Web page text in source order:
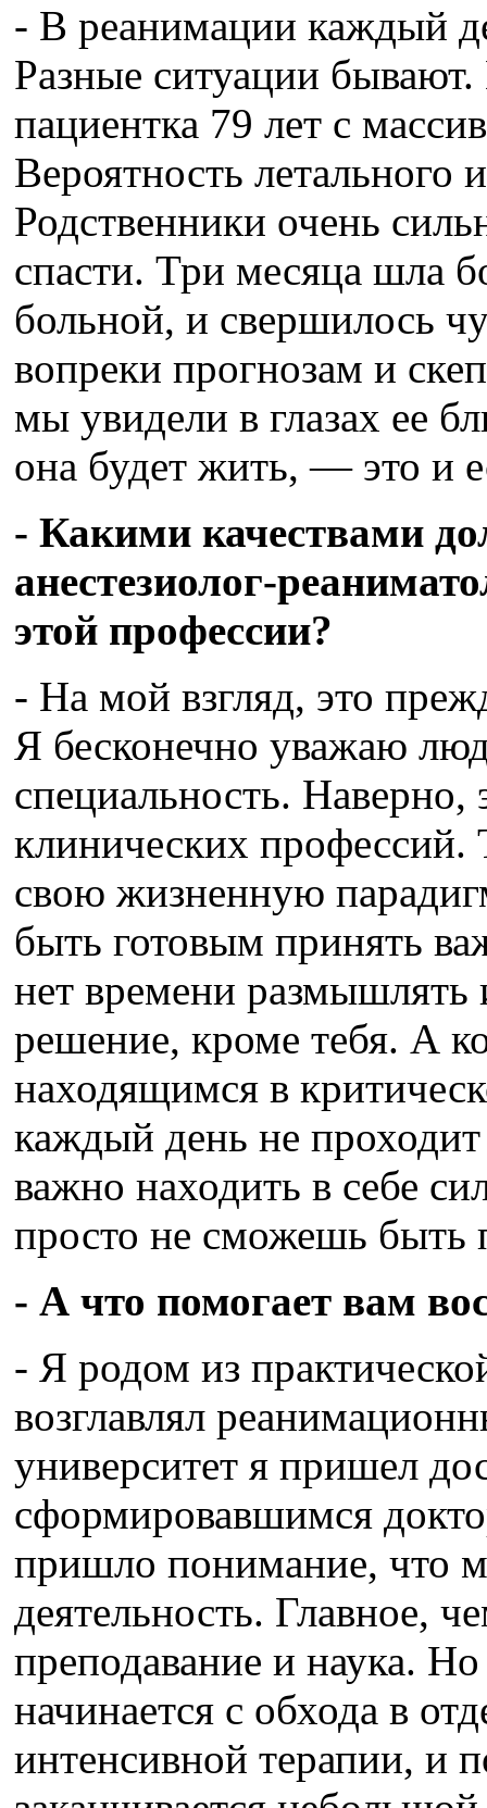
- В реанимации каждый
Разные ситуации
пациентка 79 лет с
Вероятность летального
Родственники очень
спасти. Три месяца шла
больной, и свершилось
вопреки прогнозам и
мы увидели в глазах ее
она будет жить, — это и
- Какими качествами
анестезиолог-
этой профессии?
- На мой взгляд, это
Я бесконечно уважаю
специальность.
клинических
свою жизненную
быть готовым принять
нет времени размышлять
решение, кроме тебя. А
находящимся в
каждый день не
важно находить в себе
просто не сможешь быть
- А что помогает вам
- Я родом из
возглавлял
университет я пришел
сформировавшимся
пришло понимание, что
деятельность. Главное,
преподавание и наука.
начинается с обхода в
интенсивной терапии, и